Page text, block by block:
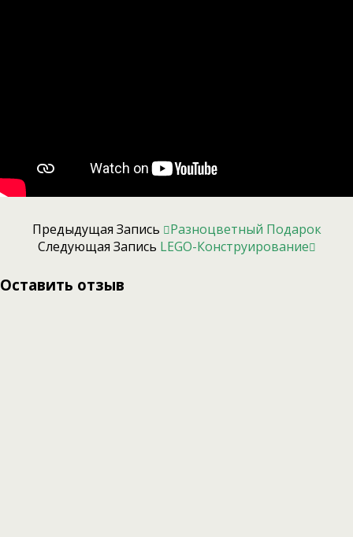
Предыдущая Запись
Разноцветный Подарок
Следующая Запись LEGO-Конструирование
Оставить отзыв